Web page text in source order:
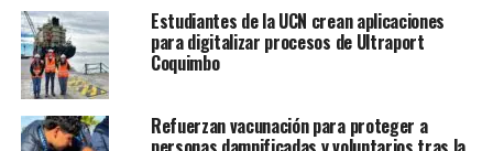
Estudiantes de la UCN crean aplicaciones
para digitalizar procesos de Ultraport
Coquimbo
Refuerzan vacunación para proteger a